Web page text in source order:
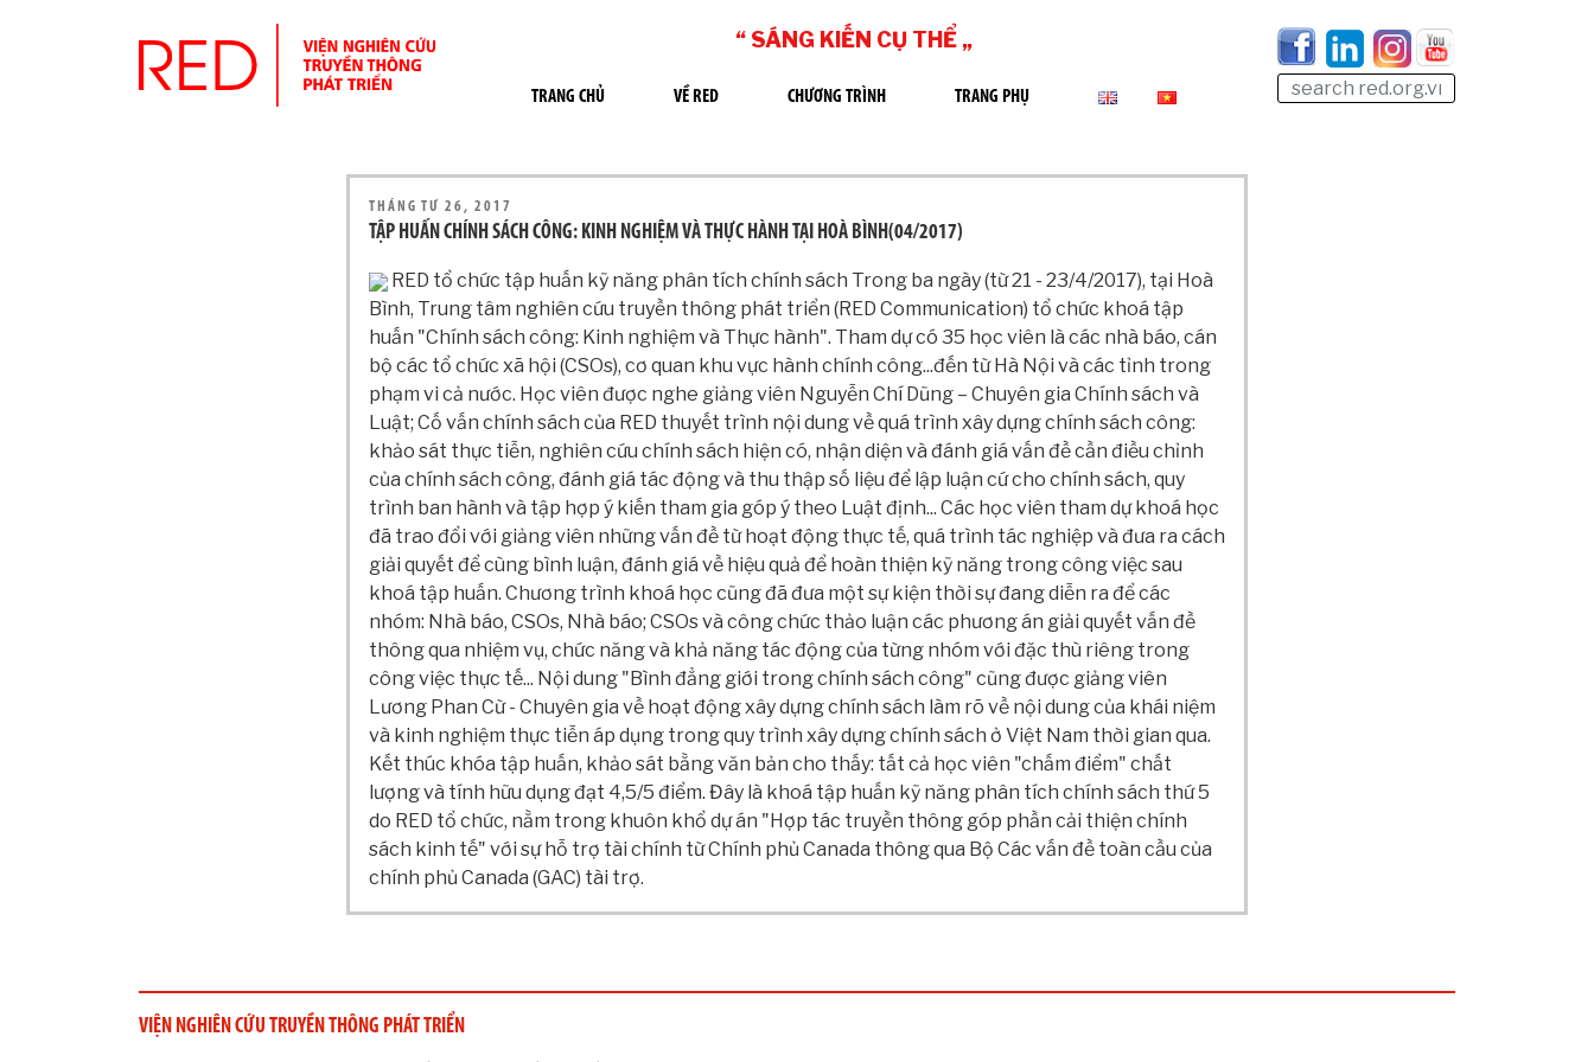
“ SÁNG KIẾN CỤ THỂ „
TRANG CHỦ VỀ RED CHƯƠNG TRÌNH TRANG PHỤ
THÁNG TƯ 26, 2017
TẬP HUẤN CHÍNH SÁCH CÔNG: KINH NGHIỆM VÀ THỰC HÀNH TẠI HOÀ BÌNH(04/2017)
RED tổ chức tập huấn kỹ năng phân tích chính sách Trong ba ngày (từ 21 - 23/4/2017), tại Hoà
Bình, Trung tâm nghiên cứu truyền thông phát triển (RED Communication) tổ chức khoá tập
huấn "Chính sách công: Kinh nghiệm và Thực hành". Tham dự có 35 học viên là các nhà báo, cán
bộ các tổ chức xã hội (CSOs), cơ quan khu vực hành chính công...đến từ Hà Nội và các tỉnh trong
phạm vi cả nước. Học viên được nghe giảng viên Nguyễn Chí Dũng – Chuyên gia Chính sách và
Luật; Cố vấn chính sách của RED thuyết trình nội dung về quá trình xây dựng chính sách công:
khảo sát thực tiễn, nghiên cứu chính sách hiện có, nhận diện và đánh giá vấn đề cần điều chỉnh
của chính sách công, đánh giá tác động và thu thập số liệu để lập luận cứ cho chính sách, quy
trình ban hành và tập hợp ý kiến tham gia góp ý theo Luật định... Các học viên tham dự khoá học
đã trao đổi với giảng viên những vấn đề từ hoạt động thực tế, quá trình tác nghiệp và đưa ra cách
giải quyết để cùng bình luận, đánh giá về hiệu quả để hoàn thiện kỹ năng trong công việc sau
khoá tập huấn. Chương trình khoá học cũng đã đưa một sự kiện thời sự đang diễn ra để các
nhóm: Nhà báo, CSOs, Nhà báo; CSOs và công chức thảo luận các phương án giải quyết vấn đề
thông qua nhiệm vụ, chức năng và khả năng tác động của từng nhóm với đặc thù riêng trong
công việc thực tế... Nội dung "Bình đẳng giới trong chính sách công" cũng được giảng viên
Lương Phan Cừ - Chuyên gia về hoạt động xây dựng chính sách làm rõ về nội dung của khái niệm
và kinh nghiệm thực tiễn áp dụng trong quy trình xây dựng chính sách ở Việt Nam thời gian qua.
Kết thúc khóa tập huấn, khảo sát bằng văn bản cho thấy: tất cả học viên "chấm điểm" chất
lượng và tính hữu dụng đạt 4,5/5 điểm. Đây là khoá tập huấn kỹ năng phân tích chính sách thứ 5
do RED tổ chức, nằm trong khuôn khổ dự án "Hợp tác truyền thông góp phần cải thiện chính
sách kinh tế" với sự hỗ trợ tài chính từ Chính phủ Canada thông qua Bộ Các vấn đề toàn cầu của
chính phủ Canada (GAC) tài trợ.
VIỆN NGHIÊN CỨU TRUYỀN THÔNG PHÁT TRIỂN